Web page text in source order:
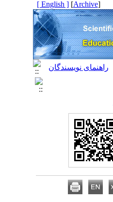
[
Archive
]
[ English ]